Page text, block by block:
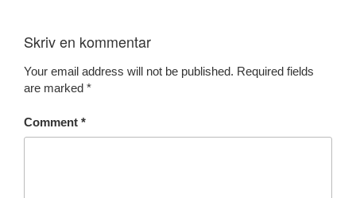
Skriv en kommentar
Your email address will not be published. Required fields
are marked *
Comment *